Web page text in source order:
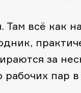
Там всё как
за
рабочих пар